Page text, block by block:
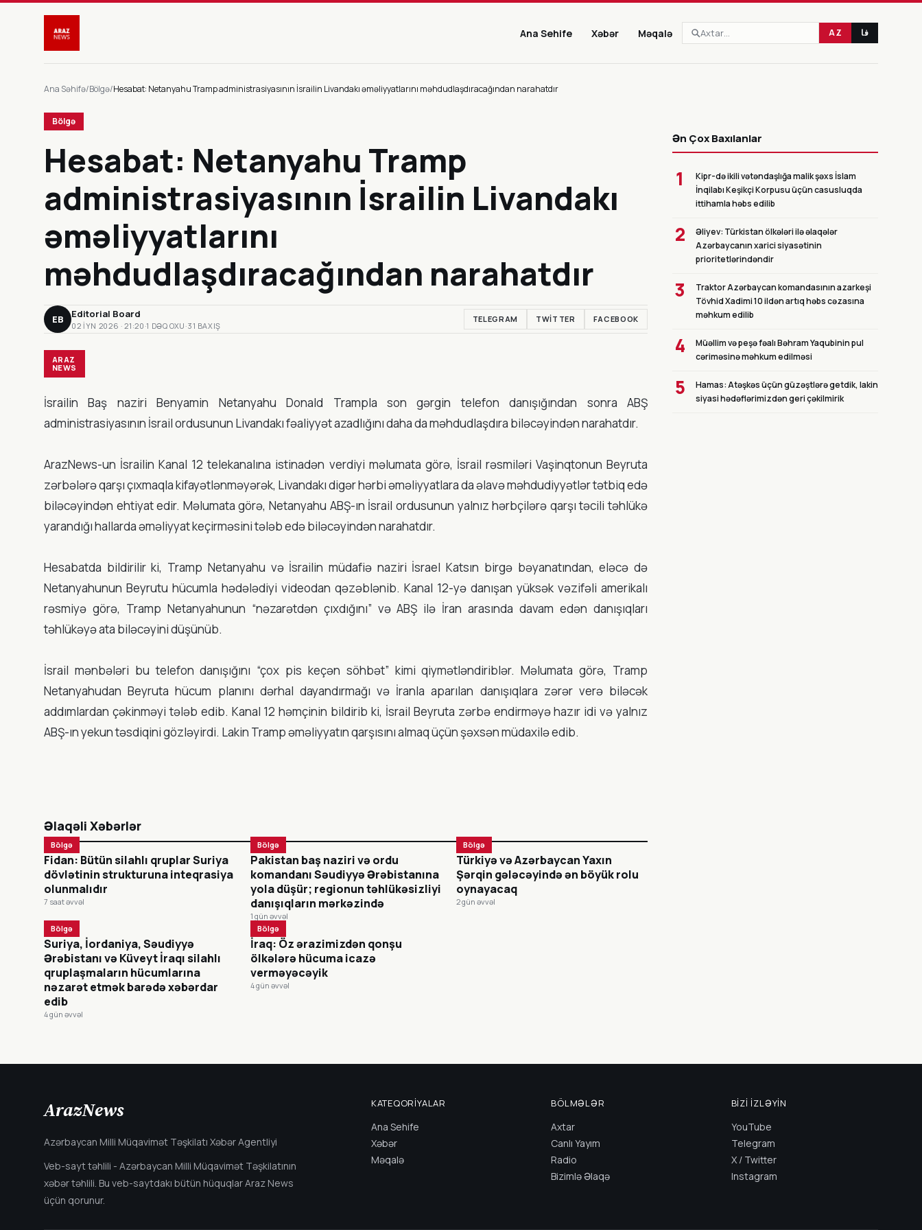
Ana Sehife Xəbər Məqalə AZ فا
Ana Səhifə/Bölgə/Hesabat: Netanyahu Tramp administrasiyasının İsrailin Livandakı əməliyyatlarını məhdudlaşdıracağından narahatdır
Bölgə
Hesabat: Netanyahu Tramp
administrasiyasının İsrailin Livandakı
əməliyyatlarını
məhdudlaşdıracağından narahatdır
EB Editorial Board
02 IYN 2026 · 21:20 ·1 DƏQ OXU ·31 BAXIŞ
TELEGRAM TWITTER FACEBOOK
ARAZ
NEWS
İsrailin Baş naziri Benyamin Netanyahu Donald Trampla son gərgin telefon danışığından sonra ABŞ
administrasiyasının İsrail ordusunun Livandakı fəaliyyət azadlığını daha da məhdudlaşdıra biləcəyindən narahatdır.
ArazNews-un İsrailin Kanal 12 telekanalına istinadən verdiyi məlumata görə, İsrail rəsmiləri Vaşinqtonun Beyruta
zərbələrə qarşı çıxmaqla kifayətlənməyərək, Livandakı digər hərbi əməliyyatlara da əlavə məhdudiyyətlər tətbiq edə
biləcəyindən ehtiyat edir. Məlumata görə, Netanyahu ABŞ-ın İsrail ordusunun yalnız hərbçilərə qarşı təcili təhlükə
yarandığı hallarda əməliyyat keçirməsini tələb edə biləcəyindən narahatdır.
Hesabatda bildirilir ki, Tramp Netanyahu və İsrailin müdafiə naziri İsrael Katsın birgə bəyanatından, eləcə də
Netanyahunun Beyrutu hücumla hədələdiyi videodan qəzəblənib. Kanal 12-yə danışan yüksək vəzifəli amerikalı
rəsmiyə görə, Tramp Netanyahunun “nəzarətdən çıxdığını” və ABŞ ilə İran arasında davam edən danışıqları
təhlükəyə ata biləcəyini düşünüb.
İsrail mənbələri bu telefon danışığını “çox pis keçən söhbət” kimi qiymətləndiriblər. Məlumata görə, Tramp
Netanyahudan Beyruta hücum planını dərhal dayandırmağı və İranla aparılan danışıqlara zərər verə biləcək
addımlardan çəkinməyi tələb edib. Kanal 12 həmçinin bildirib ki, İsrail Beyruta zərbə endirməyə hazır idi və yalnız
ABŞ-ın yekun təsdiqini gözləyirdi. Lakin Tramp əməliyyatın qarşısını almaq üçün şəxsən müdaxilə edib.
Əlaqəli Xəbərlər
Bölgə
Fidan: Bütün silahlı qruplar Suriya
dövlətinin strukturuna inteqrasiya
olunmalıdır
7 saat əvvəl
Bölgə
Pakistan baş naziri və ordu
komandanı Səudiyyə Ərəbistanına
yola düşür; regionun təhlükəsizliyi
danışıqların mərkəzində
1 gün əvvəl
Bölgə
Türkiyə və Azərbaycan Yaxın
Şərqin gələcəyində ən böyük rolu
oynayacaq
2 gün əvvəl
Bölgə
Suriya, İordaniya, Səudiyyə
Ərəbistanı və Küveyt İraqı silahlı
qruplaşmaların hücumlarına
nəzarət etmək barədə xəbərdar
edib
4 gün əvvəl
Bölgə
İraq: Öz ərazimizdən qonşu
ölkələrə hücuma icazə
verməyəcəyik
4 gün əvvəl
Ən Çox Baxılanlar
1
Kipr-də ikili vətəndaşlığa malik şəxs İslam
İnqilabı Keşikçi Korpusu üçün casusluqda
ittihamla həbs edilib
2
Əliyev: Türkistan ölkələri ilə əlaqələr
Azərbaycanın xarici siyasətinin
prioritetlərindəndir
3
Traktor Azərbaycan komandasının azarkeşi
Tövhid Xadimi 10 ildən artıq həbs cəzasına
məhkum edilib
4
Müəllim və peşə fəalı Bəhram Yaqubinin pul
cəriməsinə məhkum edilməsi
5
Hamas: Atəşkəs üçün güzəştlərə getdik, lakin
siyasi hədəflərimizdən geri çəkilmirik
ArazNews
Azərbaycan Milli Müqavimət Təşkilatı Xəbər Agentliyi
Veb-sayt təhlili - Azərbaycan Milli Müqavimət Təşkilatının
xəbər təhlili. Bu veb-saytdakı bütün hüquqlar Araz News
üçün qorunur.
KATEQORIYALAR
Ana Sehife
Xəbər
Məqalə
BÖLMƏLƏR
Axtar
Canlı Yayım
Radio
Bizimlə Əlaqə
BIZI İZLƏYIN
YouTube
Telegram
X / Twitter
Instagram